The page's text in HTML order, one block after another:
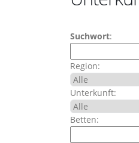
Suchwort:
Region:
Unterkunft:
Betten: